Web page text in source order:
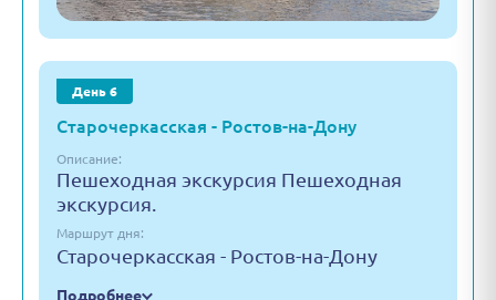
День 6
Старочеркасская - Ростов-на-Дону
Описание:
Пешеходная экскурсия Пешеходная
экскурсия.
Маршрут дня:
Старочеркасская - Ростов-на-Дону
Подробнее